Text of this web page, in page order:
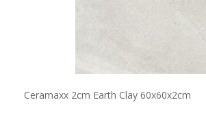
Ceramaxx 2cm Earth Clay 60x60x2cm